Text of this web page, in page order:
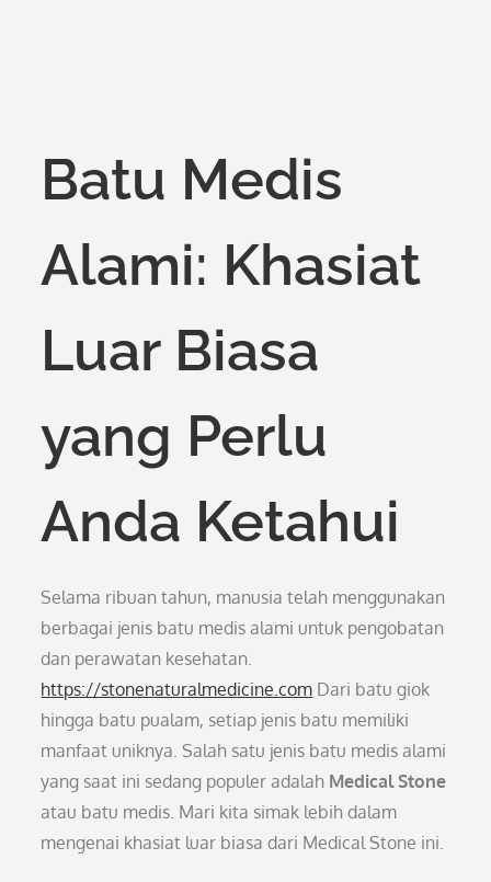
Batu Medis
Alami: Khasiat
Luar Biasa
yang Perlu
Anda Ketahui
Selama ribuan tahun, manusia telah menggunakan
berbagai jenis batu medis alami untuk pengobatan
dan perawatan kesehatan.
https://stonenaturalmedicine.com Dari batu giok
hingga batu pualam, setiap jenis batu memiliki
manfaat uniknya. Salah satu jenis batu medis alami
yang saat ini sedang populer adalah Medical Stone
atau batu medis. Mari kita simak lebih dalam
mengenai khasiat luar biasa dari Medical Stone ini.